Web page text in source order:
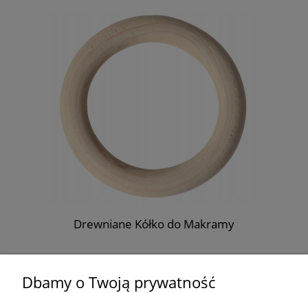
Drewniane Kółko do Makramy
Dbamy o Twoją prywatność